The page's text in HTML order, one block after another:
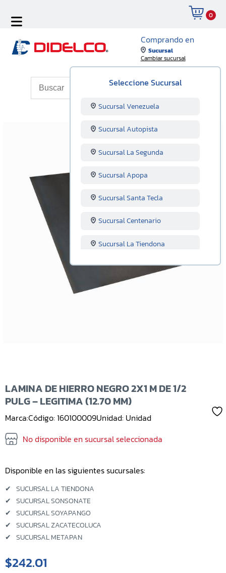
0
Comprando en
Sucursal
Cambiar sucursal
Seleccione Sucursal
Sucursal Venezuela
Sucursal Autopista
Sucursal La Segunda
Sucursal Apopa
Sucursal Santa Tecla
Sucursal Centenario
Sucursal La Tiendona
Sucursal Merliot
Sucursal San Miguel
Sucursal Lourdes
Sucursal Kilo 5
LAMINA DE HIERRO NEGRO 2X1 M DE 1/2
PULG – LEGITIMA (12.70 MM)
Marca:Código: 160100009Unidad: Unidad
No disponible en sucursal seleccionada
Disponible en las siguientes sucursales:
✔ SUCURSAL LA TIENDONA
✔ SUCURSAL SONSONATE
✔ SUCURSAL SOYAPANGO
✔ SUCURSAL ZACATECOLUCA
✔ SUCURSAL METAPAN
$242.01